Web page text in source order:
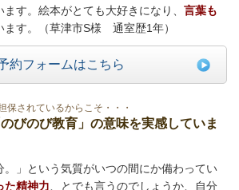
す。絵本がとても大好きになり、 言葉も
ます。（草津市S様 通室歴1年）
約フォームはこちら
保されているからこそ・・・
びのび教育」の意味を実感していま
。」という気質がいつの間にか備わってい
た精神力 、とでも言うのでしょうか、自分